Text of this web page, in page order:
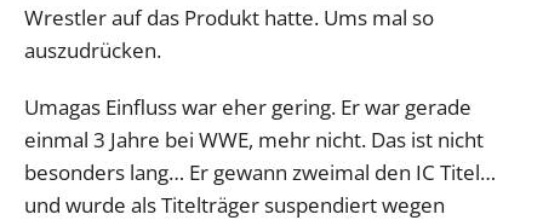
Wrestler auf das Produkt hatte. Ums mal so
auszudrücken.
Umagas Einfluss war eher gering. Er war gerade
einmal 3 Jahre bei WWE, mehr nicht. Das ist nicht
besonders lang… Er gewann zweimal den IC Titel…
und wurde als Titelträger suspendiert wegen